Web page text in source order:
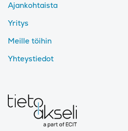
Ajankohtaista
Yritys
Meille töihin
Yhteystiedot